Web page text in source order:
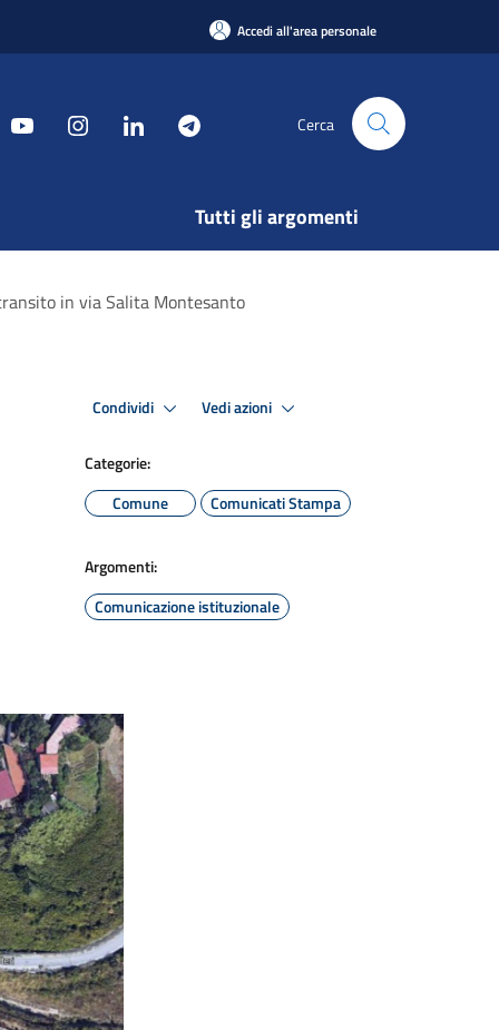
Accedi all'area personale
Cerca
Tutti gli argomenti
in via Salita Montesanto
Condividi Vedi azioni
Categorie:
Comune
Comunicati Stampa
Argomenti:
Comunicazione istituzionale